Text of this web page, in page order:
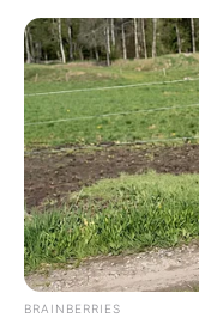
BRAINBERRIES